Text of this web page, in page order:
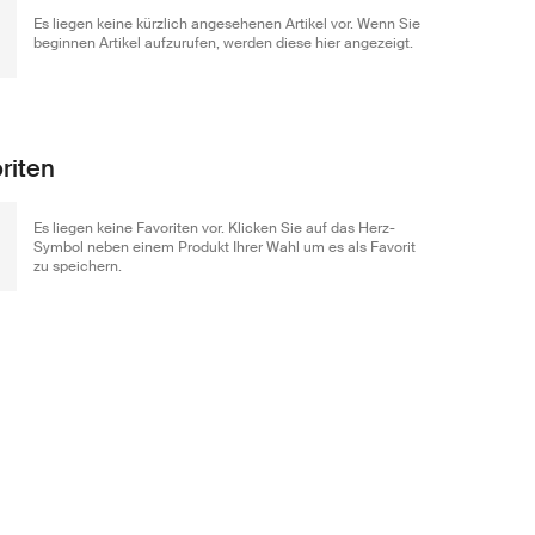
Es liegen keine kürzlich angesehenen Artikel vor. Wenn Sie
beginnen Artikel aufzurufen, werden diese hier angezeigt.
Es liegen keine Favoriten vor. Klicken Sie auf das Herz-
Symbol neben einem Produkt Ihrer Wahl um es als Favorit
zu speichern.